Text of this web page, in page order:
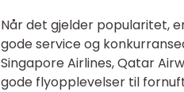
Når det gjelder popularitet,
gode service og
Singapore Airlines, Qatar
gode flyopplevelser til